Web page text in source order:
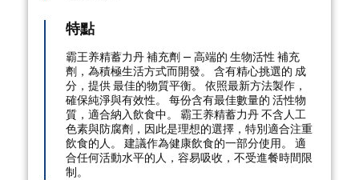
特點
霸王养精蓄力丹 補充劑 — 高端的 生物活性 補充
劑，為積極生活方式而開發。 含有精心挑選的 成
分，提供 最佳的物質平衡。 依照最新方法製作，
確保純淨與有效性。 每份含有最佳數量的 活性物
質，適合納入飲食中。 霸王养精蓄力丹 不含人工
色素與防腐劑，因此是理想的選擇，特別適合注重
飲食的人。 建議作為健康飲食的一部分使用。 適
合任何活動水平的人，容易吸收，不受進餐時間限
制。